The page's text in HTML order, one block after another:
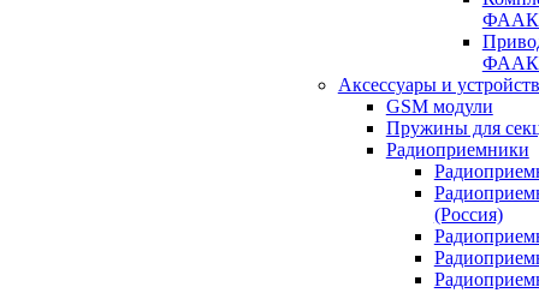
ФААК
ФААК
Аксессуары и
GSM модули
Пружины для
Радиоприемники
(Россия)